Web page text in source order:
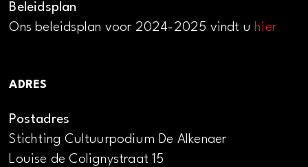
Beleidsplan
Ons beleidsplan voor 2024-2025 vindt uhier
ADRES
Postadres
Stichting Cultuurpodium De Alkenaer
Louise de Colignystraat 15